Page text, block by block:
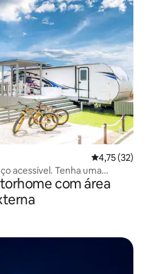
4,75 de uma
4,75 (32)
acessível. Tenha uma
trailer à beira-marcom área